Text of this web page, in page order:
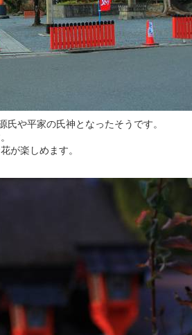
や平家の氏神となったそうです。
が楽しめます。